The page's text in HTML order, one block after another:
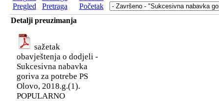
Pregled Pretraga
Početak
Detalji preuzimanja
sažetak
obavještenja o dodjeli -
Sukcesivna nabavka
goriva za potrebe PS
Olovo, 2018.g.(1).
POPULARNO